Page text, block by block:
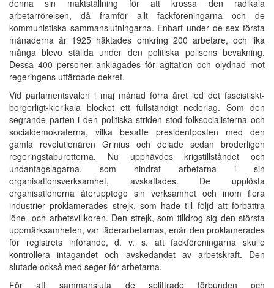
denna sin maktställning för att krossa den radikala
arbetarrörelsen, då framför allt fackföreningarna och de
kommunistiska sammanslutningarna. Enbart under de sex första
månaderna år 1925 häktades omkring 200 arbetare, och lika
många blevo ställda under den politiska polisens bevakning.
Dessa 400 personer anklagades för agitation och olydnad mot
regeringens utfärdade dekret.
Vid parlamentsvalen i maj månad förra året led det fascistiskt-
borgerligt-klerikala blocket ett fullständigt nederlag. Som den
segrande parten i den politiska striden stod folksocialisterna och
socialdemokraterna, vilka besatte presidentposten med den
gamla revolutionären Grinius och delade sedan broderligen
regeringstaburetterna. Nu upphävdes krigstillståndet och
undantagslagarna, som hindrat arbetarna i sin
organisationsverksamhet, avskaffades. De upplösta
organisationerna återupptogo sin verksamhet och inom flera
industrier proklamerades strejk, som hade till följd att förbättra
löne- och arbetsvillkoren. Den strejk, som tilldrog sig den största
uppmärksamheten, var läderarbetarnas, enär den proklamerades
för registrets införande, d. v. s. att fackföreningarna skulle
kontrollera intagandet och avskedandet av arbetskraft. Den
slutade också med seger för arbetarna.
För att sammansluta de splittrade förbunden och